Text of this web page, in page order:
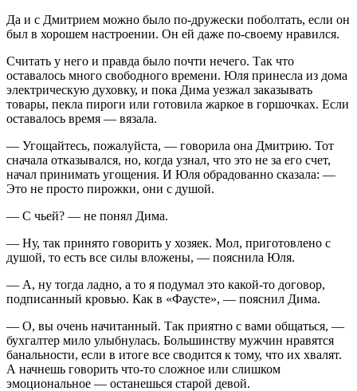
Да и с Дмитрием можно было по-дружески поболтать, если он
был в хорошем настроении. Он ей даже по-своему нравился.
Считать у него и правда было почти нечего. Так что
оставалось много свободного времени. Юля принесла из дома
электрическую духовку, и пока Дима уезжал заказывать
товары, пекла пироги или готовила жаркое в горшочках. Если
оставалось время — вязала.
— Угощайтесь, пожалуйста, — говорила она Дмитрию. Тот
сначала отказывался, но, когда узнал, что это не за его счет,
начал принимать угощения. И Юля обрадованно сказала: —
Это не просто пирожки, они с душой.
— С чьей? — не понял Дима.
— Ну, так принято говорить у хозяек. Мол, приготовлено с
душой, то есть все силы вложены, — пояснила Юля.
— А, ну тогда ладно, а то я подумал это какой-то договор,
подписанный кровью. Как в «Фаусте», — пояснил Дима.
— О, вы очень начитанный. Так приятно с вами общаться, —
бухгалтер мило улыбнулась. Большинству мужчин нравятся
банальности, если в итоге все сводится к тому, что их хвалят.
А начнешь говорить что-то сложное или слишком
эмоциональное — останешься старой девой.